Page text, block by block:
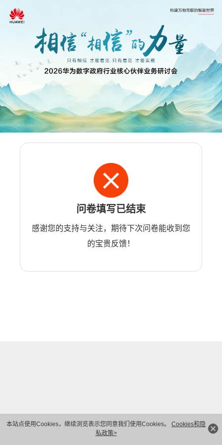
本站点使用Cookies，继续浏览表示您同意我们使用Cookies。 Cookies和隐
私政策>
问卷填写已结束
感谢您的支持与关注，期待下次问卷能收到您
的宝贵反馈！